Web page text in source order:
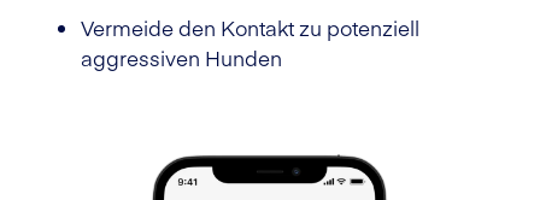
Vermeide den Kontakt zu potenziell
aggressiven Hunden